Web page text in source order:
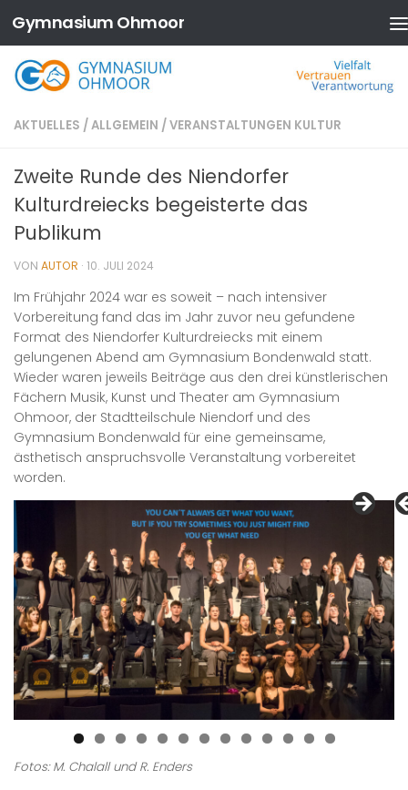
Zum Inhalt springen
Gymnasium Ohmoor
AKTUELLES /ALLGEMEIN /VERANSTALTUNGEN KULTUR
Zweite Runde des Niendorfer
Kulturdreiecks begeisterte das
Publikum
VON AUTOR · 10. JULI 2024
Im Frühjahr 2024 war es soweit – nach intensiver
Vorbereitung fand das im Jahr zuvor neu gefundene
Format des Niendorfer Kulturdreiecks mit einem
gelungenen Abend am Gymnasium Bondenwald statt.
Wieder waren jeweils Beiträge aus den drei künstlerischen
Fächern Musik, Kunst und Theater am Gymnasium
Ohmoor, der Stadtteilschule Niendorf und des
Gymnasium Bondenwald für eine gemeinsame,
ästhetisch anspruchsvolle Veranstaltung vorbereitet
worden.
Fotos: M. Chalall und R. Enders